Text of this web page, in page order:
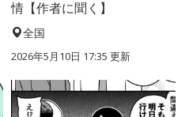
情【作者に聞く】
全国
2026年5月10日 17:35 更新